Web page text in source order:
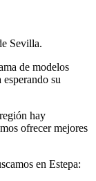
Sevilla.
de modelos
su
hay
ofrecer mejores
en Estepa: